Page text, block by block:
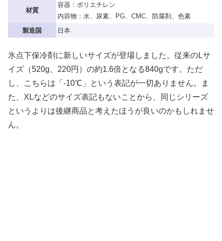
材質
容器：ポリエチレン
内容物：水、尿素、PG、CMC、防腐剤、色素
製造国
日本
氷点下保冷剤に新しいサイズが登場しました。従来のLサ
イズ（520g、220円）の約1.6倍となる840gです。ただ
し、こちらは「-10℃」という表記が一切ありません。ま
た、XLなどのサイズ表記もないことから、同じシリーズ
というよりは後継商品と考えたほうが良いのかもしれませ
ん。